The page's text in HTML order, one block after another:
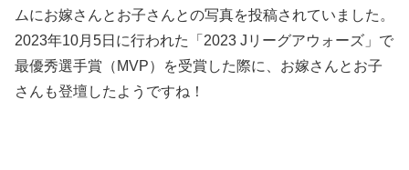
ムにお嫁さんとお子さんとの写真を投稿されていました。
2023年10月5日に行われた「2023 Jリーグアウォーズ」で
最優秀選手賞（MVP）を受賞した際に、お嫁さんとお子
さんも登壇したようですね！